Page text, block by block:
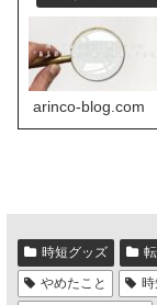
arinco-blog.com
時短グッズ
やめたこと